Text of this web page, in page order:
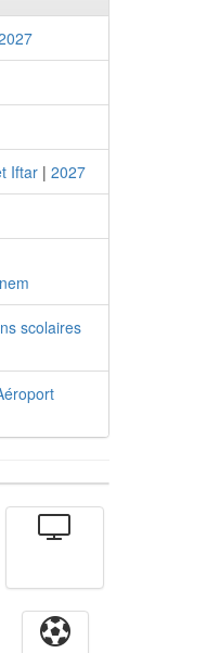
Iftar | 2027
scolaires